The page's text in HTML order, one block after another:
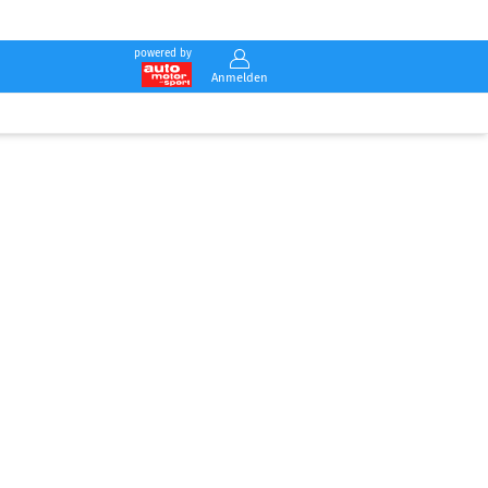
powered by
Anmelden